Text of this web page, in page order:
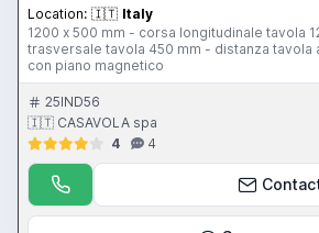
Location: 🇮🇹 Italy
1200 x 500 mm - corsa longitudinale tavola
trasversale tavola 450 mm - distanza tavola
con piano magnetico
25IND56
🇮🇹 CASAVOLA spa
4
4